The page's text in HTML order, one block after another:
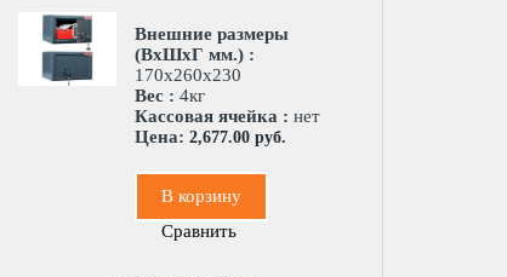
Внешние размеры
(ВхШхГ мм.) :
170x260x230
Вес : 4кг
Кассовая ячейка : нет
Цена: 2,677.00 руб.
В корзину
Сравнить